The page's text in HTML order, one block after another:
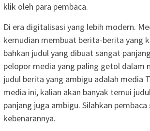
klik oleh para pembaca.
Di era digitalisasi yang lebih modern.
kemudian membuat berita-berita yang
bahkan judul yang dibuat sangat
pelopor media yang paling getol dalam
judul berita yang ambigu adalah media
media ini, kalian akan banyak temui
panjang juga ambigu. Silahkan pembaca
kebenarannya.